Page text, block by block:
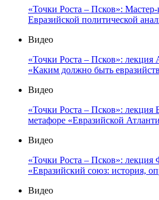
«Точки Роста – Псков»:
Евразийской политической
Видео
«Точки Роста – Псков»: лекция
«Каким должно быть
Видео
«Точки Роста – Псков»: лекция
метафоре «Евразийской
Видео
«Точки Роста – Псков»: лекция
«Евразийский союз: история,
Видео